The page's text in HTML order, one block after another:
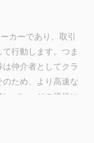
カーであり、取引
行動します。つま
仲介者としてクラ
ため、より高速な
バレッジの提供に
ます。